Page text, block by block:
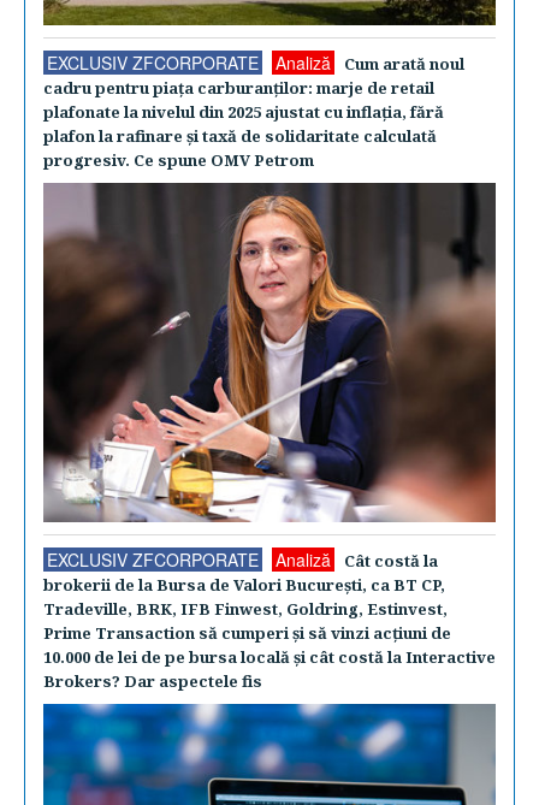
EXCLUSIV ZFCORPORATE Analiză
Cum arată noul
cadru pentru piaţa carburanţilor: marje de retail
plafonate la nivelul din 2025 ajustat cu inflaţia, fără
plafon la rafinare şi taxă de solidaritate calculată
progresiv. Ce spune OMV Petrom
EXCLUSIV ZFCORPORATE Analiză
Cât costă la
brokerii de la Bursa de Valori Bucureşti, ca BT CP,
Tradeville, BRK, IFB Finwest, Goldring, Estinvest,
Prime Transaction să cumperi şi să vinzi acţiuni de
10.000 de lei de pe bursa locală şi cât costă la Interactive
Brokers? Dar aspectele fis